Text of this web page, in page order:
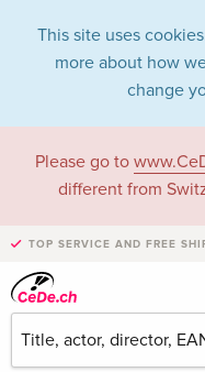
This site uses
more about how
change
Please go to
different from
TOP SERVICE AND FREE